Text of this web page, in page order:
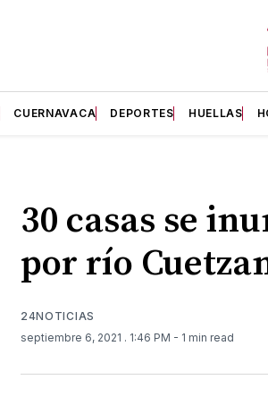
CUERNAVACA DEPORTES HUELLAS
30 casas se
por río
24NOTICIAS
septiembre 6, 2021 . 1:46 PM - 1 min read